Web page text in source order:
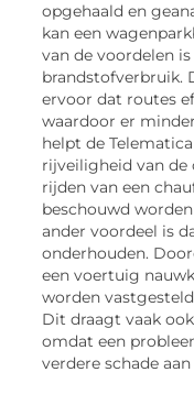
opgehaald en
kan een
van de voordelen
brandstofverbruik.
ervoor dat routes
waardoor er
helpt de
rijveiligheid van de
rijden van een
beschouwd
ander voordeel is
onderhouden.
een voertuig
worden
Dit draagt vaak
omdat een
verdere schade